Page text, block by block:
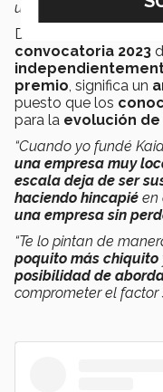
un horario muy
De acuerdo con
convocatoria 2023
premio, significa un
puesto que los
para la evolución
“Cuando yo fundé
una empresa muy
escala deja de ser
haciendo hincapié en
una empresa sin
“Te lo pintan de
poquito más chiquito
posibilidad de
comprometer el factor